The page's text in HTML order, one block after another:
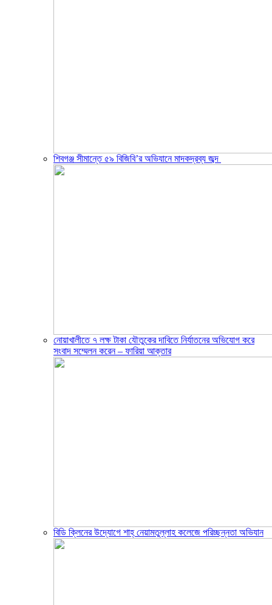
শিবগঞ্জ সীমান্তে ৫৯ বিজিবি’র অভিযানে মাদকদ্রব্য জব্দ ​
নোয়াখালীতে ৭ লক্ষ টাকা যৌতুকের দাবিতে নির্যাতনের অভিযোগ করে
সংবাদ সম্মেলন করেন – ফারিয়া আক্তার
বিডি ক্লিনের উদ্যোগে শাহ্ নেয়ামতুল্লাহ কলেজে পরিচ্ছন্নতা অভিযান